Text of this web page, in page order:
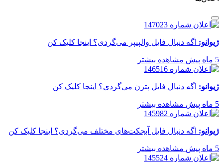
ژیوانو: اگه دنبال فایل والپیپر می‌گردی؟ اینجا کلیک کن
5 ماه پیش مشاهده بیشتر
ژیوانو: اگه دنبال فایل پترن می‌گردی؟ اینجا کلیک کن
5 ماه پیش مشاهده بیشتر
ژیوانو: اگه دنبال فایل آبجکت‌های مختلف می‌گردی؟ اینجا کلیک کن
5 ماه پیش مشاهده بیشتر